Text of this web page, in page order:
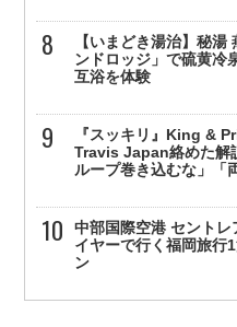
【いまどき湯治】秘湯
ンドロッジ」で硫黄冷
互浴を体験
『スッキリ』King &
Travis Japan絡めた解
ループ巻き込むな」「
中部国際空港 セントレ
イヤーで行く福岡旅行
ン